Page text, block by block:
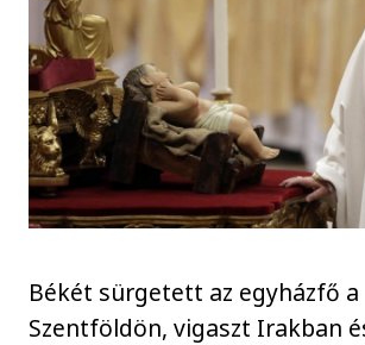
Békét sürgetett az egyházfő a
Szentföldön, vigaszt Irakban